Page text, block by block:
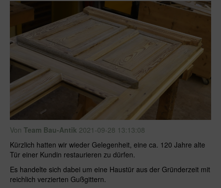
Von Team Bau-Antik 2021-09-28 13:13:08
Kürzlich hatten wir wieder Gelegenheit, eine ca. 120 Jahre alte
Tür einer Kundin restaurieren zu dürfen.
Es handelte sich dabei um eine Haustür aus der Gründerzeit mit
reichlich verzierten Gußgittern.